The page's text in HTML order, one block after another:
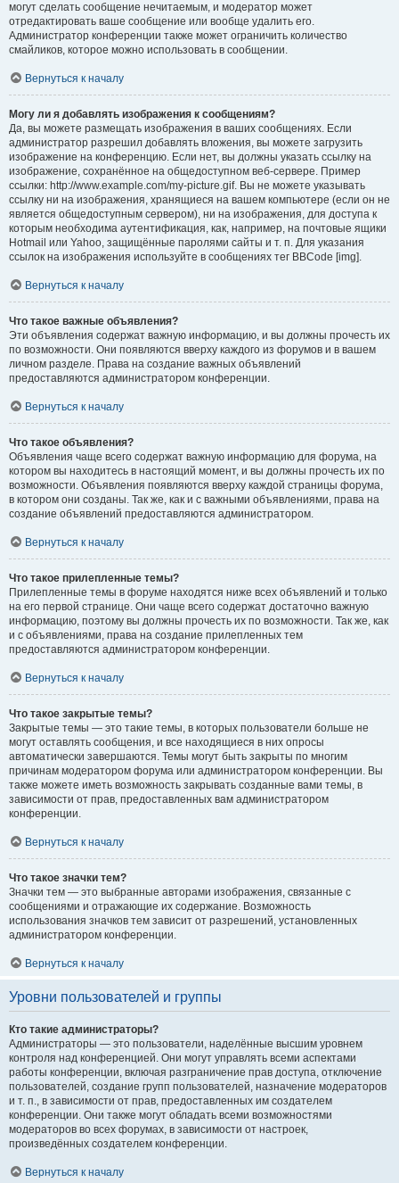
могут сделать сообщение нечитаемым, и модератор может
отредактировать ваше сообщение или вообще удалить его.
Администратор конференции также может ограничить количество
смайликов, которое можно использовать в сообщении.
Вернуться к началу
Могу ли я добавлять изображения к сообщениям?
Да, вы можете размещать изображения в ваших сообщениях. Если
администратор разрешил добавлять вложения, вы можете загрузить
изображение на конференцию. Если нет, вы должны указать ссылку на
изображение, сохранённое на общедоступном веб-сервере. Пример
ссылки: http://www.example.com/my-picture.gif. Вы не можете указывать
ссылку ни на изображения, хранящиеся на вашем компьютере (если он не
является общедоступным сервером), ни на изображения, для доступа к
которым необходима аутентификация, как, например, на почтовые ящики
Hotmail или Yahoo, защищённые паролями сайты и т. п. Для указания
ссылок на изображения используйте в сообщениях тег BBCode [img].
Вернуться к началу
Что такое важные объявления?
Эти объявления содержат важную информацию, и вы должны прочесть их
по возможности. Они появляются вверху каждого из форумов и в вашем
личном разделе. Права на создание важных объявлений
предоставляются администратором конференции.
Вернуться к началу
Что такое объявления?
Объявления чаще всего содержат важную информацию для форума, на
котором вы находитесь в настоящий момент, и вы должны прочесть их по
возможности. Объявления появляются вверху каждой страницы форума,
в котором они созданы. Так же, как и с важными объявлениями, права на
создание объявлений предоставляются администратором.
Вернуться к началу
Что такое прилепленные темы?
Прилепленные темы в форуме находятся ниже всех объявлений и только
на его первой странице. Они чаще всего содержат достаточно важную
информацию, поэтому вы должны прочесть их по возможности. Так же, как
и с объявлениями, права на создание прилепленных тем
предоставляются администратором конференции.
Вернуться к началу
Что такое закрытые темы?
Закрытые темы — это такие темы, в которых пользователи больше не
могут оставлять сообщения, и все находящиеся в них опросы
автоматически завершаются. Темы могут быть закрыты по многим
причинам модератором форума или администратором конференции. Вы
также можете иметь возможность закрывать созданные вами темы, в
зависимости от прав, предоставленных вам администратором
конференции.
Вернуться к началу
Что такое значки тем?
Значки тем — это выбранные авторами изображения, связанные с
сообщениями и отражающие их содержание. Возможность
использования значков тем зависит от разрешений, установленных
администратором конференции.
Вернуться к началу
Уровни пользователей и группы
Кто такие администраторы?
Администраторы — это пользователи, наделённые высшим уровнем
контроля над конференцией. Они могут управлять всеми аспектами
работы конференции, включая разграничение прав доступа, отключение
пользователей, создание групп пользователей, назначение модераторов
и т. п., в зависимости от прав, предоставленных им создателем
конференции. Они также могут обладать всеми возможностями
модераторов во всех форумах, в зависимости от настроек,
произведённых создателем конференции.
Вернуться к началу